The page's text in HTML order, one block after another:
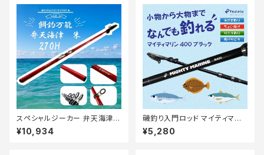
スペシャルジーカー 弁天海津
朱 270H【Tオリ】
¥10,934
磯釣り入門ロッド マイティマリ
ン 400 マットブラック
¥5,280